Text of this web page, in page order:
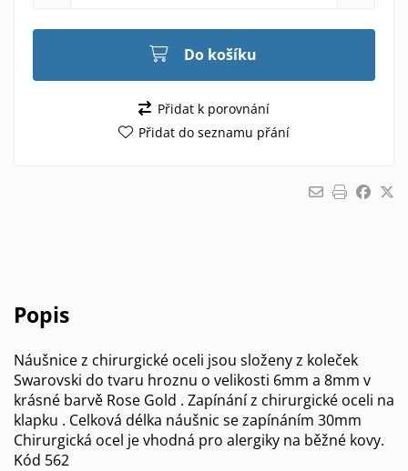
Do košíku
Přidat k porovnání
Přidat do seznamu přání
Popis
Náušnice z chirurgické oceli jsou složeny z koleček
Swarovski do tvaru hroznu o velikosti 6mm a 8mm v
krásné barvě Rose Gold . Zapínání z chirurgické oceli na
klapku . Celková délka náušnic se zapínáním 30mm
Chirurgická ocel je vhodná pro alergiky na běžné kovy.
Kód 562